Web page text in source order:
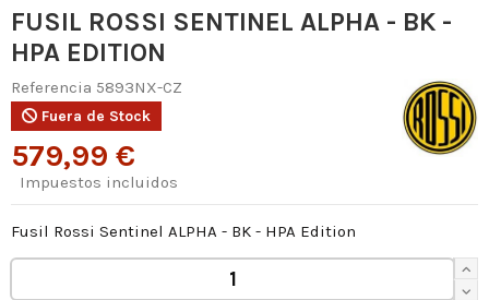
FUSIL ROSSI SENTINEL ALPHA - BK -
HPA EDITION
Referencia 5893NX-CZ
Fuera de Stock
579,99 €
Impuestos incluidos
Fusil Rossi Sentinel ALPHA - BK - HPA Edition